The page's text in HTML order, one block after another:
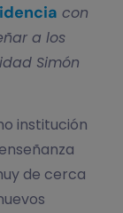
con
a los
Simón
institución
de cerca